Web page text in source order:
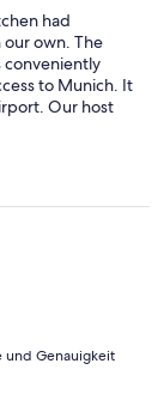
had
own. The
conveniently
to Munich. It
Our host
enjoyed
und Genauigkeit